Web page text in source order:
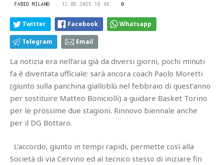
FABIO MILANO 12.05.2025 18:48 0
Twitter Facebook Whatsapp
Telegram Email
La notizia era nell’aria già da diversi giorni, pochi minuti
fa è diventata ufficiale: sarà ancora coach Paolo Moretti
(giunto sulla panchina gialloblù nel febbraio di quest’anno
per sostituire Matteo Boniciolli) a guidare Basket Torino
per le prossime due stagioni. Rinnovo biennale anche
per il DG Bottaro.
L’accordo, giunto in tempi rapidi, permette così alla
Società di via Cervino ed al tecnico stesso di iniziare fin